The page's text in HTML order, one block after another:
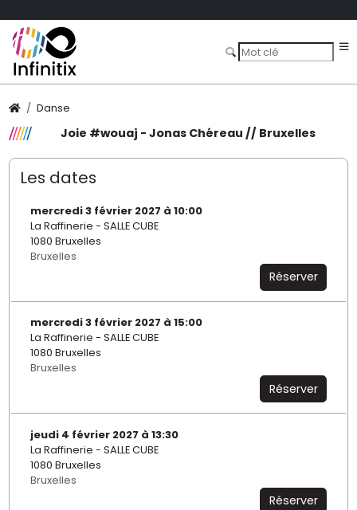
Danse
Joie #wouaj - Jonas Chéreau // Bruxelles
Les dates
mercredi 3 février 2027 à 10:00
La Raffinerie - SALLE CUBE
1080 Bruxelles
Bruxelles
Réserver
mercredi 3 février 2027 à 15:00
La Raffinerie - SALLE CUBE
1080 Bruxelles
Bruxelles
Réserver
jeudi 4 février 2027 à 13:30
La Raffinerie - SALLE CUBE
1080 Bruxelles
Bruxelles
Réserver